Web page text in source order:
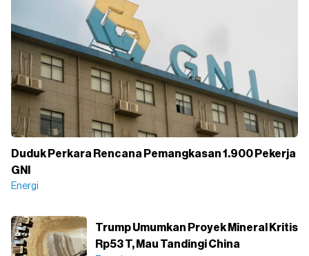
Duduk Perkara Rencana Pemangkasan 1.900 Pekerja
GNI
Energi
Trump Umumkan Proyek Mineral Kritis
Rp53 T, Mau Tandingi China